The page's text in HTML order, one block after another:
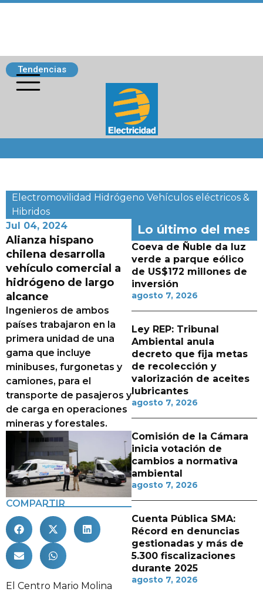
Tendencias
Electromovilidad Hidrógeno Vehículos eléctricos &
Hibridos
Jul 04, 2024
Alianza hispano
chilena desarrolla
vehículo comercial a
hidrógeno de largo
alcance
Ingenieros de ambos
países trabajaron en la
primera unidad de una
gama que incluye
minibuses, furgonetas y
camiones, para el
transporte de pasajeros y
de carga en operaciones
mineras y forestales.
COMPARTIR
El Centro Mario Molina
Lo último del mes
Coeva de Ñuble da luz
verde a parque eólico
de US$172 millones de
inversión
agosto 7, 2026
Ley REP: Tribunal
Ambiental anula
decreto que fija metas
de recolección y
valorización de aceites
lubricantes
agosto 7, 2026
Comisión de la Cámara
inicia votación de
cambios a normativa
ambiental
agosto 7, 2026
Cuenta Pública SMA:
Récord en denuncias
gestionadas y más de
5.300 fiscalizaciones
durante 2025
agosto 7, 2026